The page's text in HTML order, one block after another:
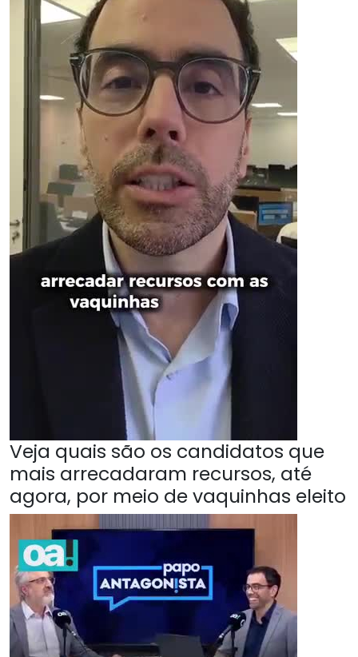
Veja quais são os candidatos que
mais arrecadaram recursos, até
agora, por meio de vaquinhas eleito